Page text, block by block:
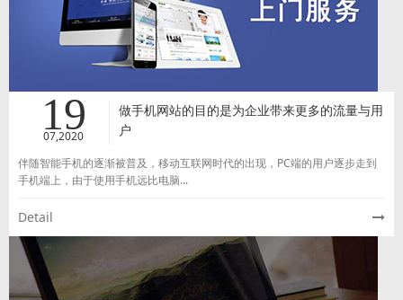
19
07,2020
做手机网站的目的是为企业带来更多的流量与用
户
伴随智能手机的逐渐被普及，移动互联网时代的出现，PC端的用户逐步走到
手机端上，由于使用手机远比电脑...
Detail